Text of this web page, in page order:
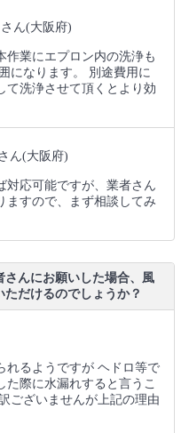
さん(大阪府)
作業にエプロン内の洗浄も
になります。 別途費用に
て洗浄させて頂くとより効
さん(大阪府)
対応可能ですが、業者さん
ますので、まず相談してみ
さんにお願いした場合、風
だけるのでしょうか？
れるようですが ヘドロ等で
た際に水漏れすると言うこ
ございませんが上記の理由